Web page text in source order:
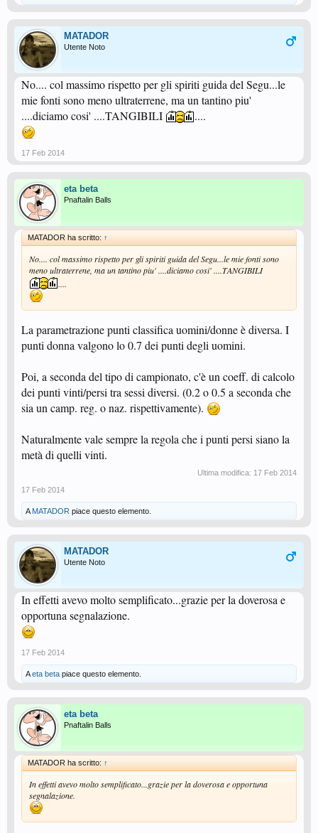
MATADOR
Utente Noto
No.... col massimo rispetto per gli spiriti guida del Segu...le
mie fonti sono meno ultraterrene, ma un tantino piu'
....diciamo cosi' ....TANGIBILI
....
17 Feb 2014
eta beta
Pnaftalin Balls
MATADOR ha scritto: ↑
No.... col massimo rispetto per gli spiriti guida del Segu...le mie fonti sono
meno ultraterrene, ma un tantino piu' ....diciamo cosi' ....TANGIBILI
....
La parametrazione punti classifica uomini/donne è diversa. I
punti donna valgono lo 0.7 dei punti degli uomini.
Poi, a seconda del tipo di campionato, c'è un coeff. di calcolo
dei punti vinti/persi tra sessi diversi. (0.2 o 0.5 a seconda che
sia un camp. reg. o naz. rispettivamente).
Naturalmente vale sempre la regola che i punti persi siano la
metà di quelli vinti.
Ultima modifica: 17 Feb 2014
17 Feb 2014
A MATADOR piace questo elemento.
MATADOR
Utente Noto
In effetti avevo molto semplificato...grazie per la doverosa e
opportuna segnalazione.
17 Feb 2014
Aeta beta piace questo elemento.
eta beta
Pnaftalin Balls
MATADOR ha scritto: ↑
In effetti avevo molto semplificato...grazie per la doverosa e opportuna
segnalazione.